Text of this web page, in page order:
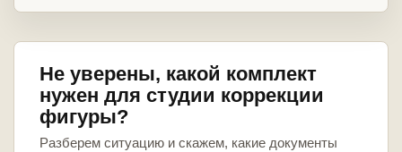
Не уверены, какой комплект
нужен для студии коррекции
фигуры?
Разберем ситуацию и скажем, какие документы